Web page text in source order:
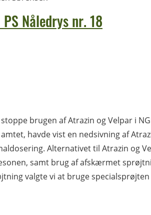
Nåledrys nr. 18
stoppe brugen af Atrazin og Velpar i
havde vist en nedsivning af
Alternativet til Atrazin og
samt brug af afskærmet
valgte vi at bruge